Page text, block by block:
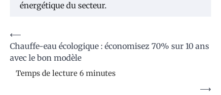
énergétique du secteur.
Navigation
de
l’article
⟵
Chauffe-eau écologique : économisez 70% sur 10 ans
avec le bon modèle
⟶